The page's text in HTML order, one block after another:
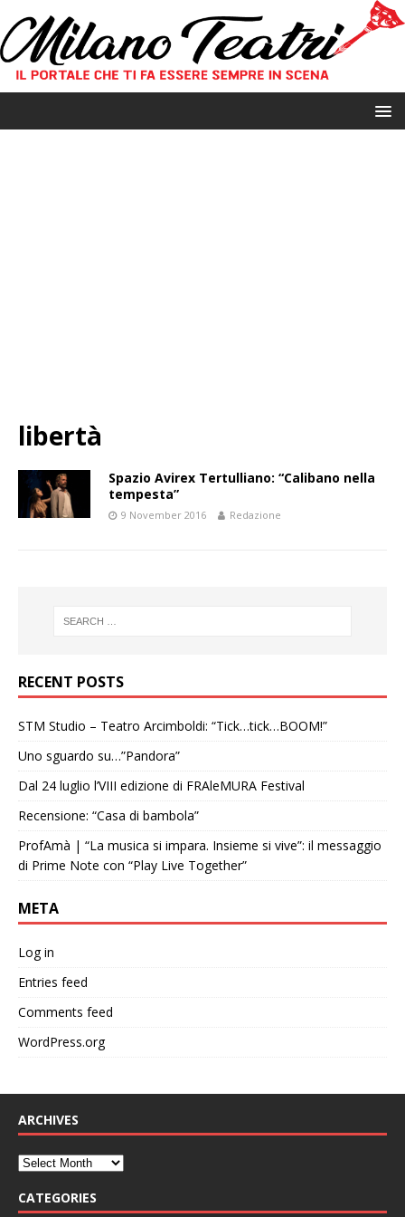
libertà
Spazio Avirex Tertulliano: “Calibano nella
tempesta”
9 November 2016 Redazione
RECENT POSTS
STM Studio – Teatro Arcimboldi: “Tick…tick…BOOM!”
Uno sguardo su…”Pandora”
Dal 24 luglio l’VIII edizione di FRAleMURA Festival
Recensione: “Casa di bambola”
ProfAmà | “La musica si impara. Insieme si vive”: il messaggio
di Prime Note con “Play Live Together”
META
Log in
Entries feed
Comments feed
WordPress.org
ARCHIVES
CATEGORIES